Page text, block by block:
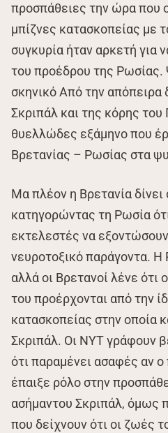
προσπάθειες την ώρα που
μπίζνες κατασκοπείας με
συγκυρία ήταν αρκετή για
του προέδρου της Ρωσίας.
σκηνικό Από την απόπειρα
Σκριπάλ και της κόρης του
θυελλώδες εξάμηνο που
Βρετανίας – Ρωσίας στα
Μα πλέον η Βρετανία δίνει
κατηγορώντας τη Ρωσία
εκτελεστές να
νευροτοξικό παράγοντα. Η
αλλά οι Βρετανοί λένε ότι
του προέρχονται από την
κατασκοπείας στην οποία
Σκριπάλ. Οι ΝΥΤ γράφουν
ότι παραμένει ασαφές αν
έπαιξε ρόλο στην
ασήμαντου Σκριπάλ, όμως
που δείχνουν ότι οι ζωές